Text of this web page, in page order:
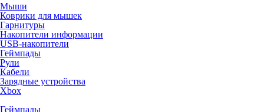
Мыши
Коврики для мышек
Гарнитуры
Накопители информации
USB-накопители
Геймпады
Рули
Кабели
Зарядные устройства
Xbox
Геймпады